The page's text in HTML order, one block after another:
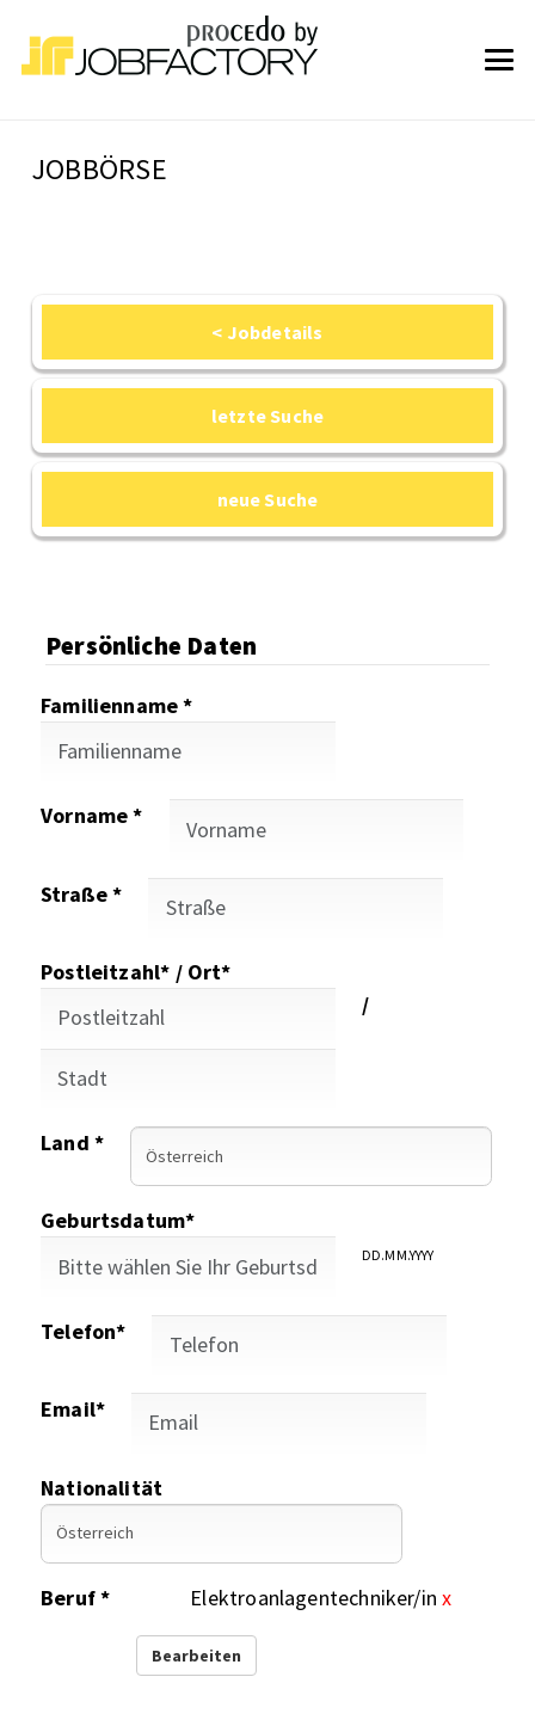
JOBBÖRSE
< Jobdetails
letzte Suche
neue Suche
Persönliche Daten
Familienname *
Vorname *
Straße *
Postleitzahl* / Ort*
/
Land *
Geburtsdatum*
DD.MM.YYYY
Telefon*
Email*
Nationalität
Beruf * Elektroanlagentechniker/in x
Bearbeiten